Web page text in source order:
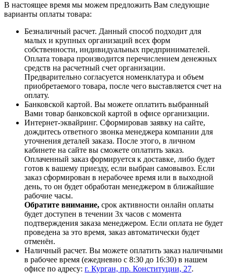
В настоящее время мы можем предложить Вам следующие
варианты оплаты товара:
Безналичный расчет. Данный способ подходит для
малых и крупных организаций всех форм
собственности, индивидуальных предпринимателей.
Оплата товара производится перечислением денежных
средств на расчетный счет организации.
Предварительно согласуется номенклатура и объем
приобретаемого товара, после чего выставляется счет на
оплату.
Банковской картой. Вы можете оплатить выбранный
Вами товар банковской картой в офисе организации.
Интернет-эквайринг. Сформировав заявку на сайте,
дождитесь ответного звонка менеджера компании для
уточнения деталей заказа. После этого, в личном
кабинете на сайте вы сможете оплатить заказ.
Оплаченный заказ формируется к доставке, либо будет
готов к вашему приезду, если выбран самовывоз. Если
заказ сформирован в нерабочее время или в выходной
день, то он будет обработан менеджером в ближайшие
рабочие часы.
Обратите внимание, срок активности онлайн оплаты
будет доступен в течении 3х часов с момента
подтверждения заказа менеджером. Если оплата не будет
проведена за это время, заказ автоматически будет
отменён.
Наличный расчет. Вы можете оплатить заказ наличными
в рабочее время (ежедневно с 8:30 до 16:30) в нашем
офисе по адресу: г. Курган, пр. Конституции, 27.